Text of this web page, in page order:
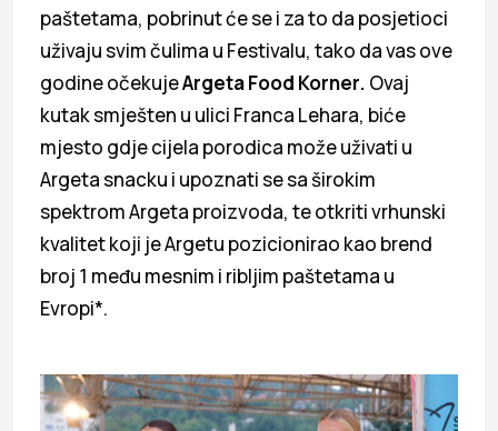
paštetama, pobrinut će se i za to da posjetioci
uživaju svim čulima u Festivalu, tako da vas ove
godine očekujeArgeta Food Korner. Ovaj
kutak smješten u ulici Franca Lehara, biće
mjesto gdje cijela porodica može uživati u
Argeta snacku i upoznati se sa širokim
spektrom Argeta proizvoda, te otkriti vrhunski
kvalitet koji je Argetu pozicionirao kao brend
broj 1 među mesnim i ribljim paštetama u
Evropi*.